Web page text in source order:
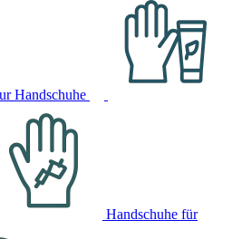
Handschuhe
Handschuhe für